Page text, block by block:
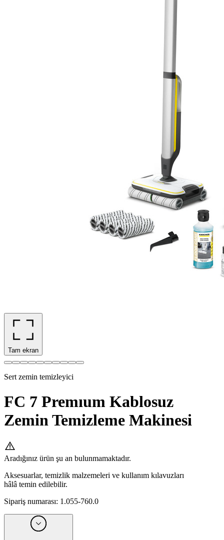
Tam ekran
Sert zemin temizleyici
FC 7 Premıum Kablosuz
Zemin Temizleme Makinesi
Aradığınız ürün şu an bulunmamaktadır.
Aksesuarlar, temizlik malzemeleri ve kullanım kılavuzları
hâlâ temin edilebilir.
Sipariş numarası: 1.055-760.0